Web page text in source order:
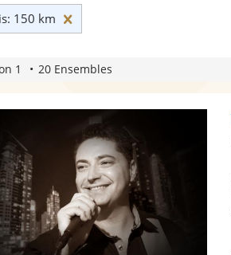
150 km
1 20 Ensembles